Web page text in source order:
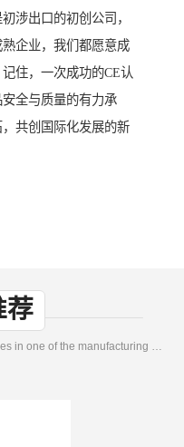
涉出口的初创公司，
企业，我们都愿意成
住，一次成功的CE认
全与质量的有力承
共创国际化发展的新
荐